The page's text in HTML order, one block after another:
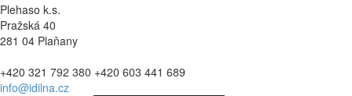
Plehaso k.s.
Pražská 40
281 04 Plaňany
+420 321 792 380 +420 603 441 689
info@idilna.cz